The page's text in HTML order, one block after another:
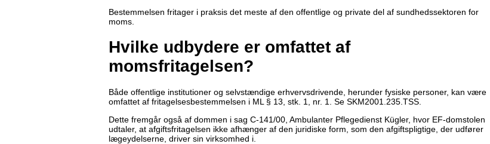
Bestemmelsen fritager i praksis det meste af den offentlige og private del af sundhedssektoren for
moms.
Hvilke udbydere er omfattet af
momsfritagelsen?
Både offentlige institutioner og selvstændige erhvervsdrivende, herunder fysiske personer, kan være
omfattet af fritagelsesbestemmelsen i ML § 13, stk. 1, nr. 1. Se SKM2001.235.TSS.
Dette fremgår også af dommen i sag C-141/00, Ambulanter Pflegedienst Kügler, hvor EF-domstolen
udtaler, at afgiftsfritagelsen ikke afhænger af den juridiske form, som den afgiftspligtige, der udfører
lægeydelserne, driver sin virksomhed i.